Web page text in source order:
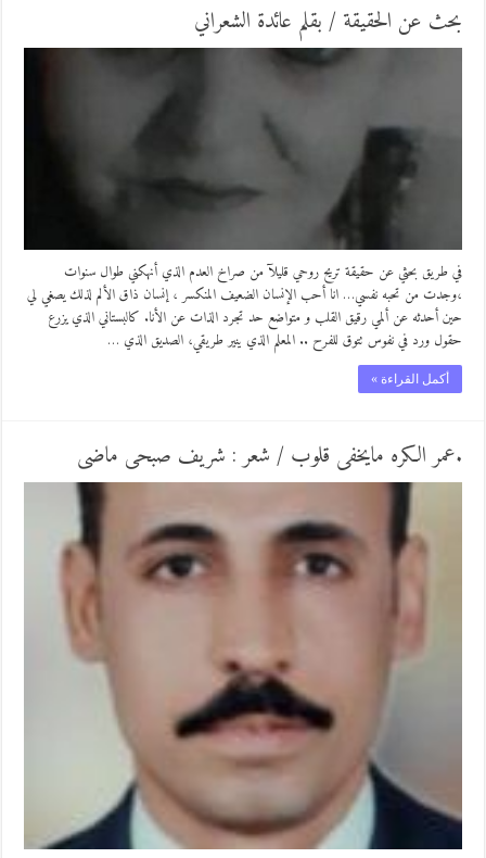
بحث عن الحقيقة / بقلم عائدة الشعراني
في طريق بحثي عن حقيقة تريح روحي قليلآ من صراخ العدم الذي أنهكني طوال سنوات
،وجدت من تحبه نفسي… انا أحب الإنسان الضعيف المنكسر ، إنسان ذاق الألم لذلك يصغي لي
حين أحدثه عن ألمي رقيق القلب و متواضع حد تجرد الذات عن الأنا. كالبستاني الذي يزرع
حقول ورد في نفوس تتوق للفرح .. المعلم الذي ينير طريقي، الصديق الذي …
أكمل القراءة »
.عمر الكره مايخفى قلوب / شعر : شريف صبحى ماضى